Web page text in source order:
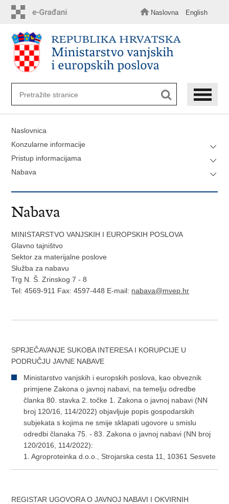
sadržaj
Naslovna English
Naslovnica
Konzularne informacije
Pristup informacijama
Nabava
Nabava
MINISTARSTVO VANJSKIH I EUROPSKIH POSLOVA
Glavno tajništvo
Sektor za materijalne poslove
Služba za nabavu
Trg N. Š. Zrinskog 7 - 8
Tel: 4569-911 Fax: 4597-448 E-mail: nabava@mvep.hr
SPRJEČAVANJE SUKOBA INTERESA I KORUPCIJE U
PODRUČJU JAVNE NABAVE
Ministarstvo vanjskih i europskih poslova, kao obveznik
primjene Zakona o javnoj nabavi, na temelju odredbe
članka 80. stavka 2. točke 1. Zakona o javnoj nabavi (NN
broj 120/16, 114/2022) objavljuje popis gospodarskih
subjekata s kojima ne smije sklapati ugovore u smislu
odredbi članaka 75. - 83. Zakona o javnoj nabavi (NN broj
120/2016, 114/2022):
1.
Agroproteinka d.o.o., Strojarska cesta 11, 10361 Sesvete
REGISTAR UGOVORA O JAVNOJ NABAVI I OKVIRNIH